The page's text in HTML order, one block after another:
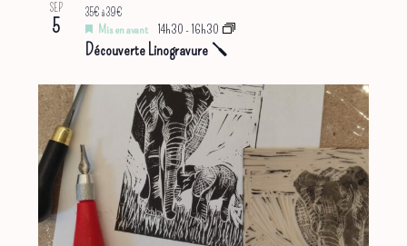
SEP
5
Découverte Linogravure 🪛
Mis en avant 14h30 -16h30
35€ à 39€